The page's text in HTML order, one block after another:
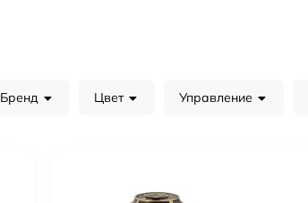
Бренд Цвет Управление